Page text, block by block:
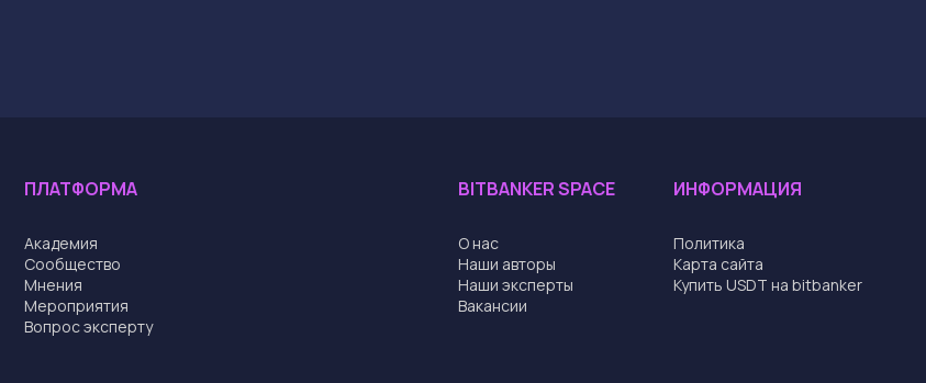
ПЛАТФОРМА
Академия
Cообщество
Мнения
Мероприятия
Вопрос эксперту
BITBANKER SPACE
О нас
Наши авторы
Наши эксперты
Вакансии
ИНФОРМАЦИЯ
Политика
Карта сайта
Купить USDT на bitbanker